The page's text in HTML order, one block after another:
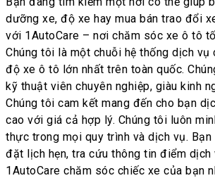
dưỡng xe, độ xe hay mua bán trao đổi
với 1AutoCare – nơi chăm sóc xe ô tô
Chúng tôi là một chuỗi hệ thống dịch vụ
độ xe ô tô lớn nhất trên toàn quốc.
kỹ thuật viên chuyên nghiệp, giàu kinh
Chúng tôi cam kết mang đến cho bạn
cao với giá cả hợp lý. Chúng tôi luôn
thực trong mọi quy trình và dịch vụ. Bạn
đặt lịch hẹn, tra cứu thông tin điểm dịch
1AutoCare chăm sóc chiếc xe của bạn